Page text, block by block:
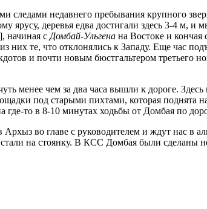
следами недавнего пребывания крупного
деревья едва достигали здесь 3-4 м, и
начиная сДомбай-Ульгена на Востоке и кончая
них те, что отклонялись к Западу. Еще час
и почти новым бюстгальтером третьего
менее чем за два часа вышли к дороге.
под старыми пихтами, которая поднята
то в 8-10 минутах ходьбы от Домбая по
во главе с руководителем и ждут нас в
на стоянку. В КСС Домбая были сделаны